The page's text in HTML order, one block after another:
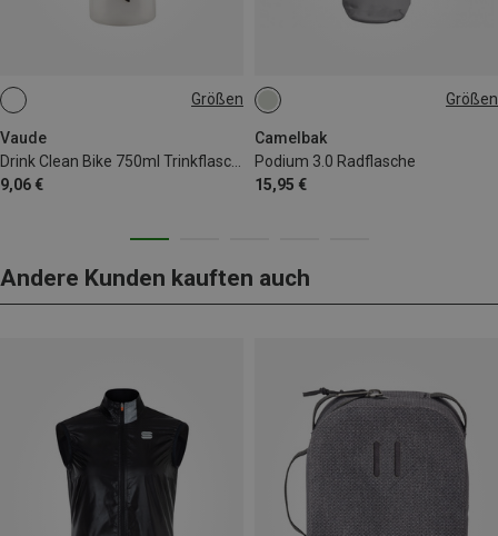
Größen
Vaude
9,06 €
0.75L Größen
Camelbak
Podium 3.0 Radflasche
15,95 €
0.71L
Andere Kunden kauften auch